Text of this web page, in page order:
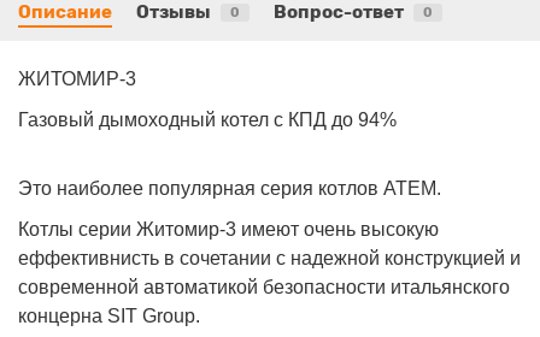
Описание Отзывы 0 Вопрос-ответ 0
ЖИТОМИР-3
Газовый дымоходный котел с КПД до 94%
Это наиболее популярная серия котлов АТЕМ.
Котлы серии Житомир-3 имеют очень высокую
еффективнисть в сочетании с надежной конструкцией и
современной автоматикой безопасности итальянского
концерна SIT Group.